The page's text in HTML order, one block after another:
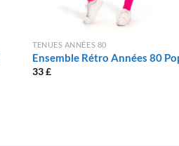
TENUES ANNÉES 80
Ensemble Rétro Années 80
33£